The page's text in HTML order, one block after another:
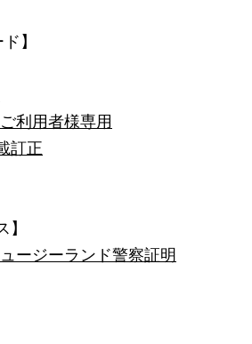
】
利用者様専用
訂正
】
ージーランド警察証明